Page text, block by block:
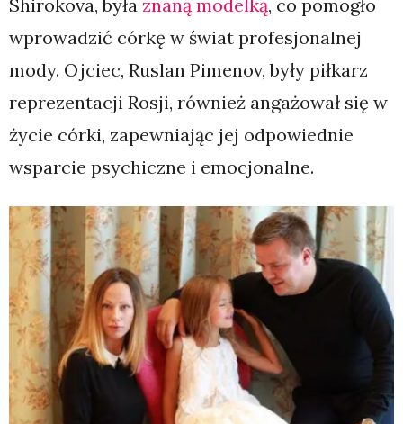
Shirokova, była znaną modelką, co pomogło
wprowadzić córkę w świat profesjonalnej
mody. Ojciec, Ruslan Pimenov, były piłkarz
reprezentacji Rosji, również angażował się w
życie córki, zapewniając jej odpowiednie
wsparcie psychiczne i emocjonalne.